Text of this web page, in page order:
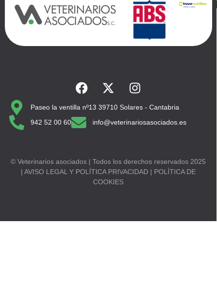
Paseo la ventilla nº13 39710 Solares - Cantabria
942 52 00 60
info@veterinariosasociados.es
© Veterinarios asociados | Todos los derechos reservados 2025
| AVISO LEGAL Y POLÍTICA PRIVACIDAD | POLÍTICA DE
COOKIES